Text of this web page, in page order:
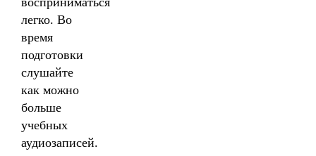
легко. Во
время
подготовки
слушайте
как можно
больше
учебных
аудиозаписей.